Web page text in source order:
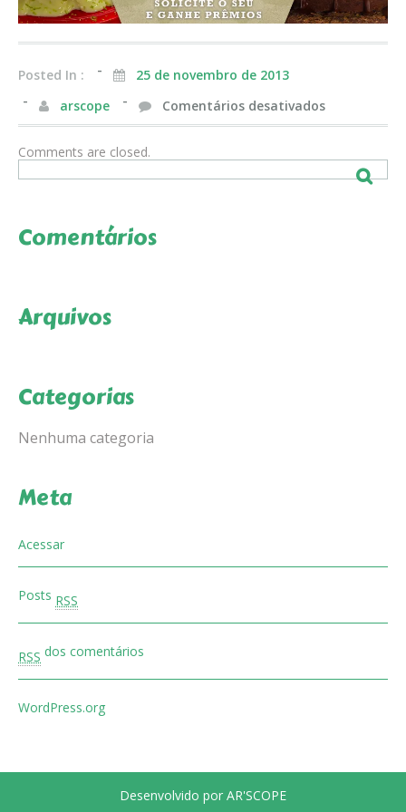
Posted In :
25 de novembro de 2013
arscope
Comentários desativados
Comments are closed.
Comentários
Arquivos
Categorias
Nenhuma categoria
Meta
Acessar
Posts RSS
RSS dos comentários
WordPress.org
Desenvolvido por AR'SCOPE